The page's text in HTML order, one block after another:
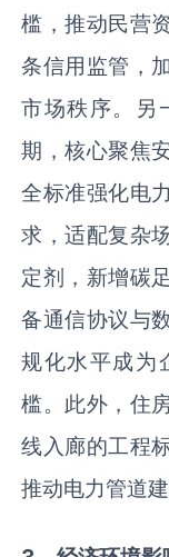
槛，推动民营
条信用监管，
市场秩序。另
期，核心聚焦
全标准强化电
求，适配复杂
定剂，新增碳
备通信协议与
规化水平成为
槛。此外，住
线入廊的工程
推动电力管道